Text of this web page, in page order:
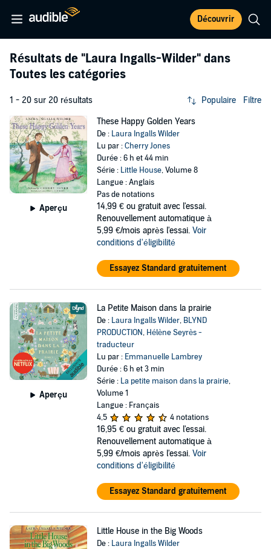
Découvrir
Résultats de "Laura Ingalls-Wilder" dans
Toutes les catégories
1 - 20 sur 20 résultats Populaire Filtre
Aperçu
These Happy Golden Years
De : Laura Ingalls Wilder
Lu par :Cherry Jones
Durée : 6 h et 44 min
Série : Little House, Volume 8
Langue : Anglais
Pas de notations
14,99 € ou gratuit avec l'essai.
Renouvellement automatique à
5,99 €/mois après l'essai. Voir
conditions d'éligibilité
Essayez Standard gratuitement
Aperçu
La Petite Maison dans la prairie
De : Laura Ingalls Wilder, BLYND
PRODUCTION, Hélène Seyrès -
traducteur
Lu par : Emmanuelle Lambrey
Durée : 6 h et 3 min
Série : La petite maison dans la prairie,
Volume 1
Langue : Français
4,5
4 notations
16,95 € ou gratuit avec l'essai.
Renouvellement automatique à
5,99 €/mois après l'essai. Voir
conditions d'éligibilité
Essayez Standard gratuitement
Little House in the Big Woods
De : Laura Ingalls Wilder